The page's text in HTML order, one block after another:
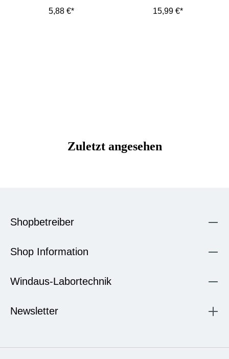
5,88 €* 15,99 €*
Zuletzt angesehen
Shopbetreiber
Shop Information
Windaus-Labortechnik
Newsletter